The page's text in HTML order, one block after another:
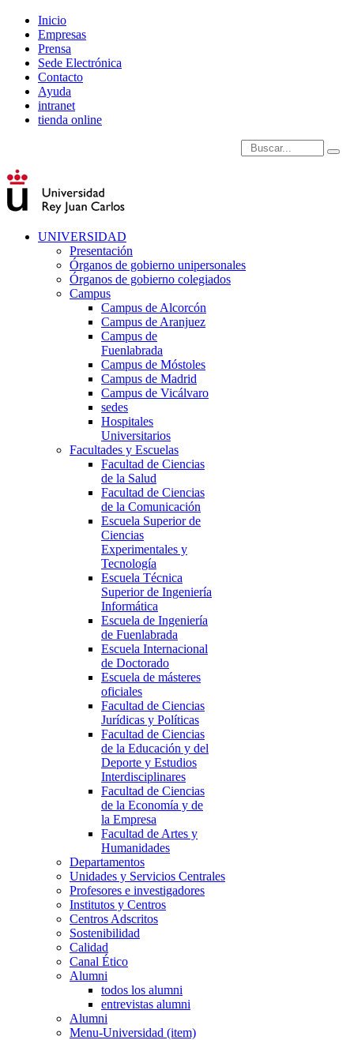
Inicio
Empresas
Prensa
Sede Electrónica
Contacto
Ayuda
intranet
tienda online
Introduce términos de
UNIVERSIDAD
Presentación
Órganos de gobierno unipersonales
Órganos de gobierno colegiados
Campus
Campus de Alcorcón
Campus de Aranjuez
Campus de
Fuenlabrada
Campus de Móstoles
Campus de Madrid
Campus de Vicálvaro
sedes
Hospitales
Universitarios
Facultades y Escuelas
Facultad de Ciencias
de la Salud
Facultad de Ciencias
de la Comunicación
Escuela Superior de
Ciencias
Experimentales y
Tecnología
Escuela Técnica
Superior de Ingeniería
Informática
Escuela de Ingeniería
de Fuenlabrada
Escuela Internacional
de Doctorado
Escuela de másteres
oficiales
Facultad de Ciencias
Jurídicas y Políticas
Facultad de Ciencias
de la Educación y del
Deporte y Estudios
Interdisciplinares
Facultad de Ciencias
de la Economía y de
la Empresa
Facultad de Artes y
Humanidades
Departamentos
Unidades y Servicios Centrales
Profesores e investigadores
Institutos y Centros
Centros Adscritos
Sostenibilidad
Calidad
Canal Ético
Alumni
todos los alumni
entrevistas alumni
Alumni
Menu-Universidad (item)